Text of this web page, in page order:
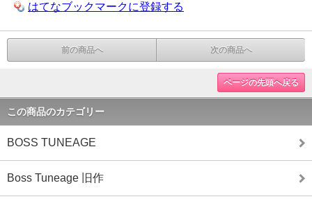
はてなブックマークに登録する
前の商品へ 次の商品へ
ページの先頭へ戻る
この商品のカテゴリー
BOSS TUNEAGE
Boss Tuneage 旧作